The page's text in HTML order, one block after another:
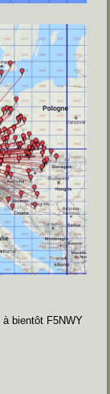
à bientôt F5NWY